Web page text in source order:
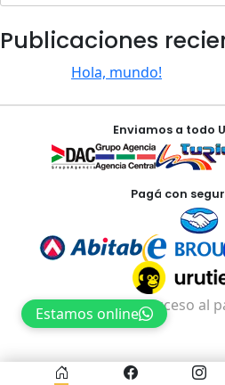
Publicaciones
Hola, mundo!
Enviamos a todo
Pagá con
Estamos online Acceso al
Tu carrito
Agregá un producto y